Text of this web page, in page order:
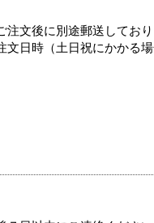
文後に別途郵送しており
日時（土日祝にかかる